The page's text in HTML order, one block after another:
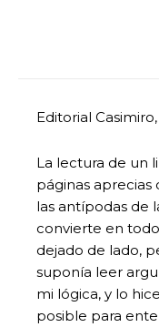
Editorial
La lectura de un
páginas
las antípodas de
convierte en
dejado de lado,
suponía leer
mi lógica, y lo
posible para